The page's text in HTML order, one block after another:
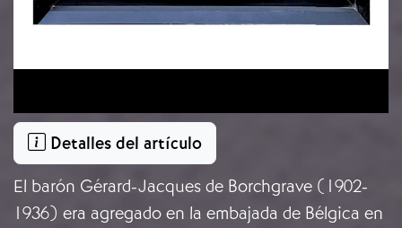
Detalles del artículo
El barón Gérard-Jacques de Borchgrave (1902-
1936) era agregado en la embajada de Bélgica en